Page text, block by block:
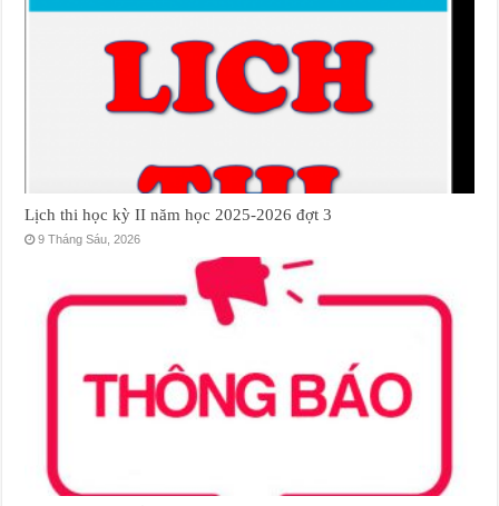
Lịch thi học kỳ II năm học 2025-2026 đợt 3
9 Tháng Sáu, 2026